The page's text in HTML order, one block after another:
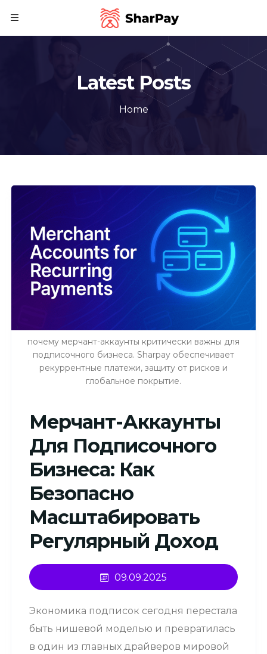
Latest Posts
Home
почему мерчант-аккаунты критически важны для
подписочного бизнеса. Sharpay обеспечивает
рекуррентные платежи, защиту от рисков и
глобальное покрытие.
Мерчант-Аккаунты
Для Подписочного
Бизнеса: Как
Безопасно
Масштабировать
Регулярный Доход
09.09.2025
Экономика подписок сегодня перестала
быть нишевой моделью и превратилась
в один из главных драйверов мировой